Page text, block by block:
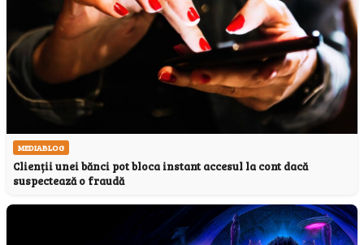
MEDIABLOG
Clienții unei bănci pot bloca instant accesul la cont dacă
suspectează o fraudă